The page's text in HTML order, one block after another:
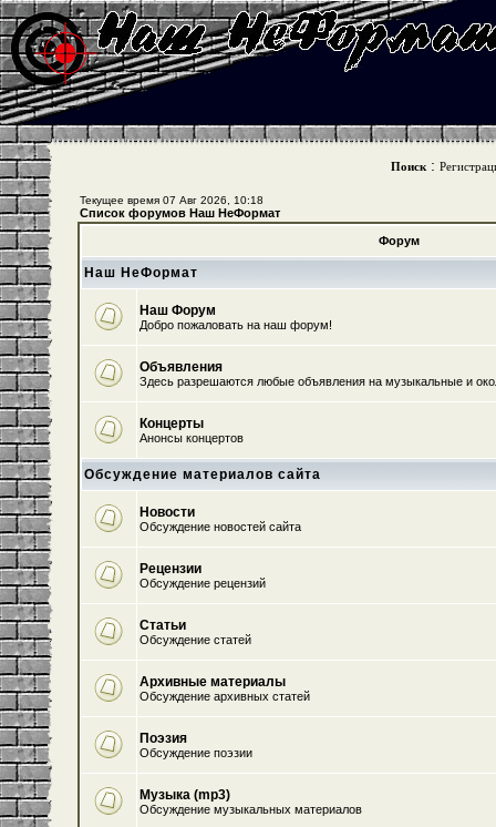
Поиск :
Текущее время 07 Авг 2026, 10:18
Список форумов Наш НеФормат
Форум
Наш НеФормат
Наш Форум
Добро пожаловать на наш форум!
Объявления
Здесь разрешаются любые объявления на музыкальные и
Концерты
Анонсы концертов
Обсуждение материалов сайта
Новости
Обсуждение новостей сайта
Рецензии
Обсуждение рецензий
Статьи
Обсуждение статей
Архивные материалы
Обсуждение архивных статей
Поэзия
Обсуждение поэзии
Музыка (mp3)
Обсуждение музыкальных материалов